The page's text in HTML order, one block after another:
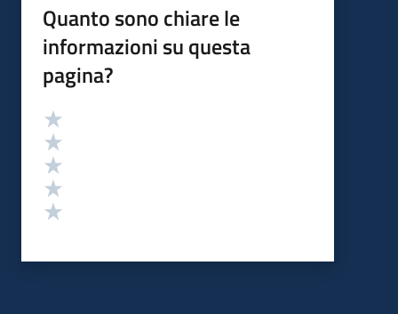
Quanto sono chiare le
informazioni su questa
pagina?
Valutazione